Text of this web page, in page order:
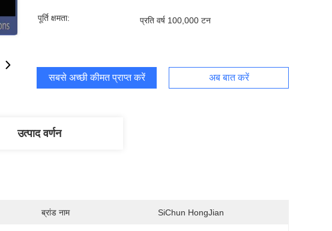
पूर्ति क्षमता: प्रति वर्ष 100,000 टन
सबसे अच्छी कीमत प्राप्त करें अब बात करें
उत्पाद वर्णन
ब्रांड नाम SiChun HongJian